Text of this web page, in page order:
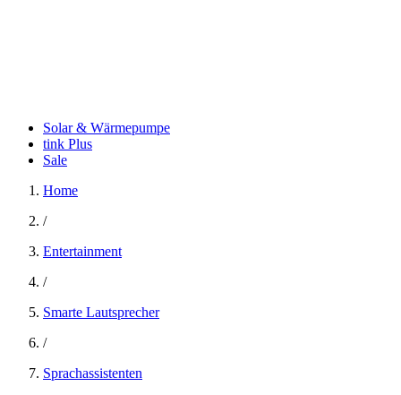
Solar & Wärmepumpe
tink Plus
Sale
Home
/
Entertainment
/
Smarte Lautsprecher
/
Sprachassistenten